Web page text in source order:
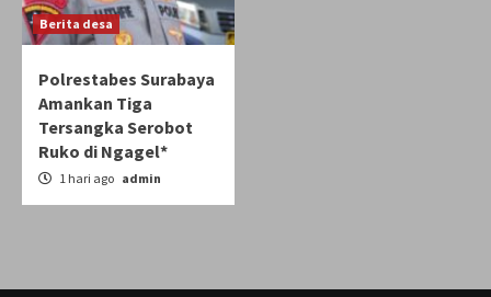
Berita desa
Polrestabes Surabaya
Amankan Tiga
Tersangka Serobot
Ruko di Ngagel*
1 hari ago admin